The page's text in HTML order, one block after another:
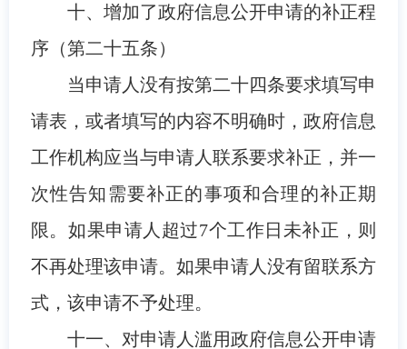
十、增加了政府信息公开申请的补正程
序（第二十五条）
当申请人没有按第二十四条要求填写申
请表，或者填写的内容不明确时，政府信息
工作机构应当与申请人联系要求补正，并一
次性告知需要补正的事项和合理的补正期
限。如果申请人超过7个工作日未补正，则
不再处理该申请。如果申请人没有留联系方
式，该申请不予处理。
十一、对申请人滥用政府信息公开申请